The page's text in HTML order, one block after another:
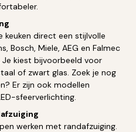
keuken direct een stijlvolle
Bosch, Miele, AEG en Falmec
kiest bijvoorbeeld voor
of zwart glas. Zoek je nog
Er zijn ook modellen
sfeerverlichting.
werken met randafzuiging.